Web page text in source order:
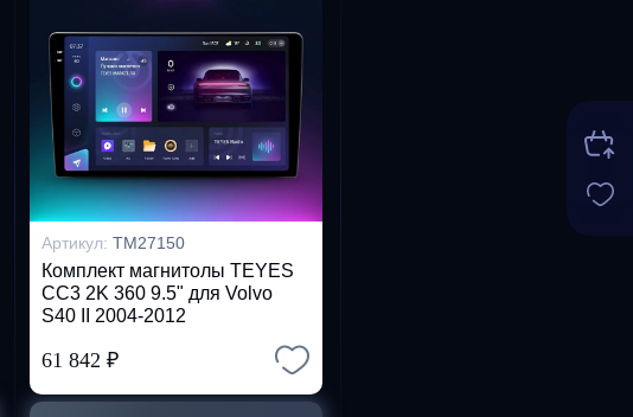
Артикул: TM27150
Комплект магнитолы TEYES
CC3 2K 360 9.5" для Volvo
S40 II 2004-2012
61 842 ₽